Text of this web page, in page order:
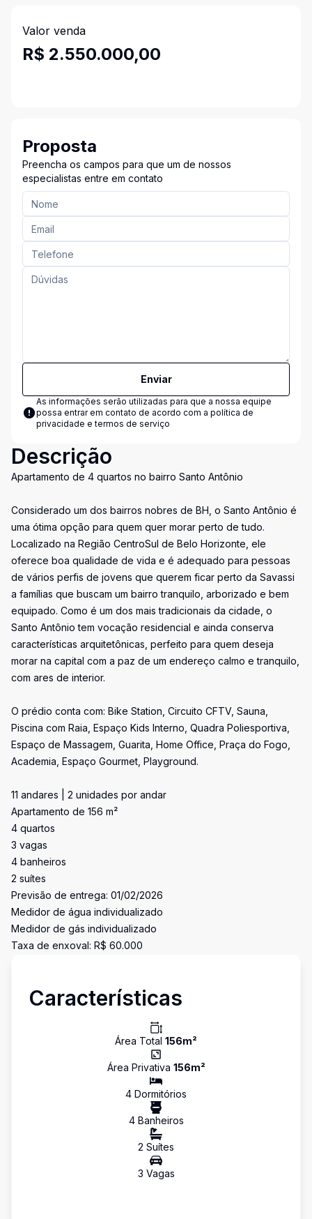
Valor venda
R$ 2.550.000,00
Proposta
Preencha os campos para que um de nossos
especialistas entre em contato
Enviar
As informações serão utilizadas para que a nossa equipe
possa entrar em contato de acordo com a política de
privacidade e termos de serviço
Descrição
Apartamento de 4 quartos no bairro Santo Antônio
Considerado um dos bairros nobres de BH, o Santo Antônio é
uma ótima opção para quem quer morar perto de tudo.
Localizado na Região CentroSul de Belo Horizonte, ele
oferece boa qualidade de vida e é adequado para pessoas
de vários perfis de jovens que querem ficar perto da Savassi
a famílias que buscam um bairro tranquilo, arborizado e bem
equipado. Como é um dos mais tradicionais da cidade, o
Santo Antônio tem vocação residencial e ainda conserva
características arquitetônicas, perfeito para quem deseja
morar na capital com a paz de um endereço calmo e tranquilo,
com ares de interior.
O prédio conta com: Bike Station, Circuito CFTV, Sauna,
Piscina com Raia, Espaço Kids Interno, Quadra Poliesportiva,
Espaço de Massagem, Guarita, Home Office, Praça do Fogo,
Academia, Espaço Gourmet, Playground.
11 andares | 2 unidades por andar
Apartamento de 156 m²
4 quartos
3 vagas
4 banheiros
2 suítes
Previsão de entrega: 01/02/2026
Medidor de água individualizado
Medidor de gás individualizado
Taxa de enxoval: R$ 60.000
Características
Área Total 156m²
Área Privativa 156m²
4 Dormitórios
4Banheiros
2 Suítes
3 Vagas